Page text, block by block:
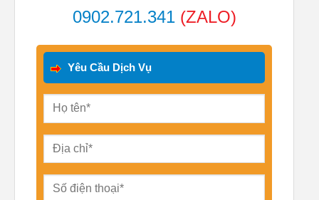
0902.721.341 (ZALO)
Yêu Cầu Dịch Vụ